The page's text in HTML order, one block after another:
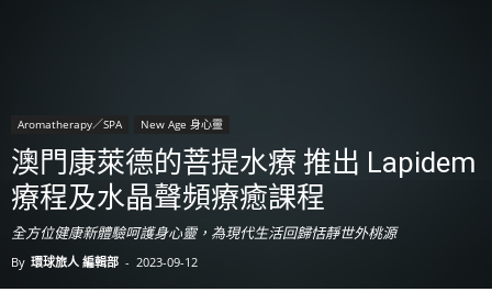
Aromatherapy／SPA New Age 身心靈
澳門康萊德的菩提水療 推出 Lapidem
療程及水晶聲頻療癒課程
全方位健康新體驗呵護身心靈，為現代生活回歸恬靜世外桃源
By 環球旅人 編輯部 - 2023-09-12